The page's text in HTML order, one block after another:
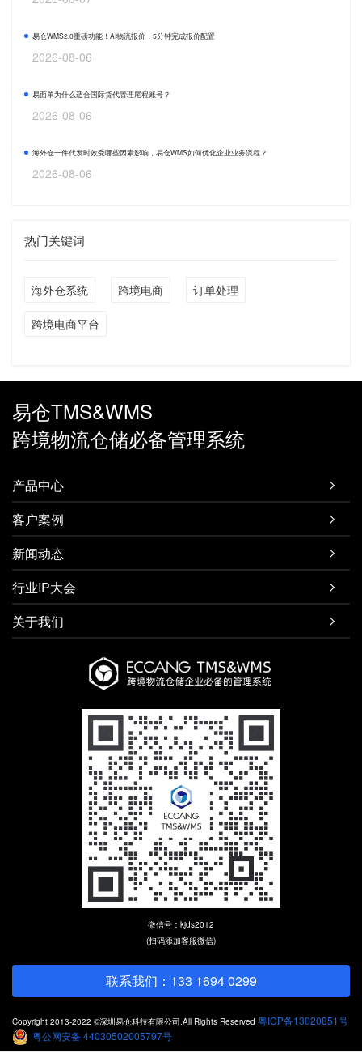
易仓WMS2.0重磅功能！AI物流报价，5分钟完成报价配置
2026-08-06
易面单为什么适合国际货代管理尾程账号？
2026-08-06
海外仓一件代发时效受哪些因素影响，易仓WMS如何优化企业业务流程？
2026-08-06
热门关键词
海外仓系统 跨境电商 订单处理
跨境电商平台
易仓TMS&WMS
跨境物流仓储必备管理系统
产品中心 
客户案例 
新闻动态 
行业IP大会 
关于我们 
微信号：kjds2012
(扫码添加客服微信)
联系我们：133 1694 0299
Copyright 2013-2022 ©深圳易仓科技有限公司.All Rights Reserved 粤ICP备13020851号
粤公网安备 44030502005797号